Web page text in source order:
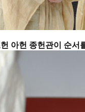
아헌 종헌관이 순서